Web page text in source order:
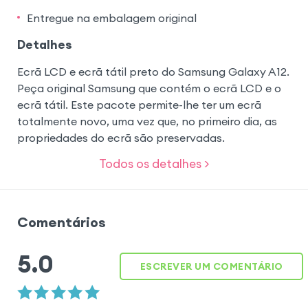
Entregue na embalagem original
Detalhes
Ecrã LCD e ecrã tátil preto do Samsung Galaxy A12.
Peça original Samsung que contém o ecrã LCD e o
ecrã tátil. Este pacote permite-lhe ter um ecrã
totalmente novo, uma vez que, no primeiro dia, as
propriedades do ecrã são preservadas.
Todos os detalhes >
Comentários
5.0 ESCREVER UM COMENTÁRIO